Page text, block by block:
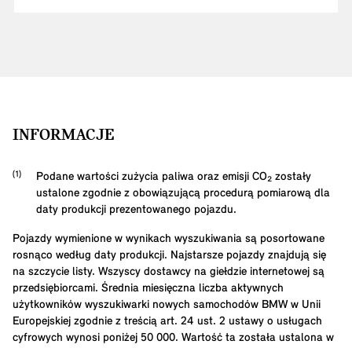
INFORMACJE
Podane wartości zużycia paliwa oraz emisji CO₂ zostały
ustalone zgodnie z obowiązującą procedurą pomiarową dla
daty produkcji prezentowanego pojazdu.
Pojazdy wymienione w wynikach wyszukiwania są posortowane
rosnąco według daty produkcji. Najstarsze pojazdy znajdują się
na szczycie listy. Wszyscy dostawcy na giełdzie internetowej są
przedsiębiorcami. Średnia miesięczna liczba aktywnych
użytkowników wyszukiwarki nowych samochodów BMW w Unii
Europejskiej zgodnie z treścią art. 24 ust. 2 ustawy o usługach
cyfrowych wynosi poniżej 50 000. Wartość ta została ustalona w